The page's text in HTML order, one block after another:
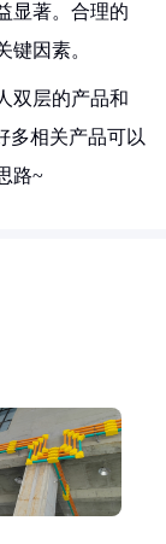
显著。合理的
键因素。
双层的产品和
多相关产品可以
路~